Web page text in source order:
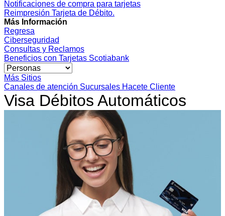
Notificaciones de compra para tarjetas
Reimpresión Tarjeta de Débito.
Más Información
Regresa
Ciberseguridad
Consultas y Reclamos
Beneficios con Tarjetas Scotiabank
Más Sitios
Canales de atención Sucursales Hacete Cliente
Visa Débitos Automáticos